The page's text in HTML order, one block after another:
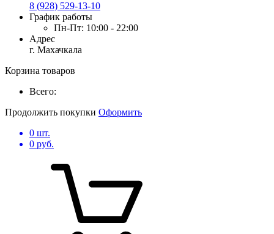
8 (928) 529-13-10
График работы
Пн-Пт: 10:00 - 22:00
Адрес
г. Махачкала
Корзина товаров
Всего:
Продолжить покупки Оформить
0 шт.
0 руб.